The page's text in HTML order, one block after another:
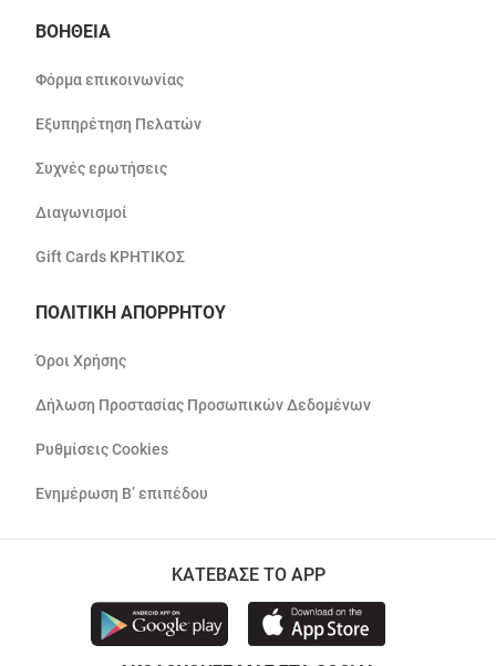
ΒΟΗΘΕΙΑ
Φόρμα επικοινωνίας
Εξυπηρέτηση Πελατών
Συχνές ερωτήσεις
Διαγωνισμοί
Gift Cards ΚΡΗΤΙΚΟΣ
ΠΟΛΙΤΙΚΗ ΑΠΟΡΡΗΤΟΥ
Όροι Χρήσης
Δήλωση Προστασίας Προσωπικών Δεδομένων
Ρυθμίσεις Cookies
Ενημέρωση Β’ επιπέδου
ΚΑΤΕΒΑΣΕ ΤΟ APP